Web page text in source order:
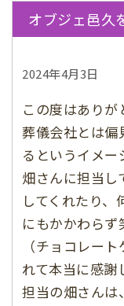
オブジェ邑久
2024年4月3日
この度はありが
葬儀会社とは偏
るというイメー
畑さんに担当し
してくれたり
にもかかわらず
（チョコレー
れて本当に感謝
担当の畑さんは